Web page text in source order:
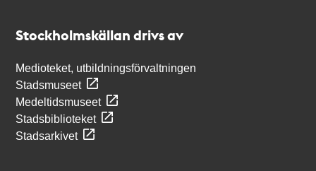
Stockholmskällan drivs av
Medioteket, utbildningsförvaltningen
Stadsmuseet
Medeltidsmuseet
Stadsbiblioteket
Stadsarkivet